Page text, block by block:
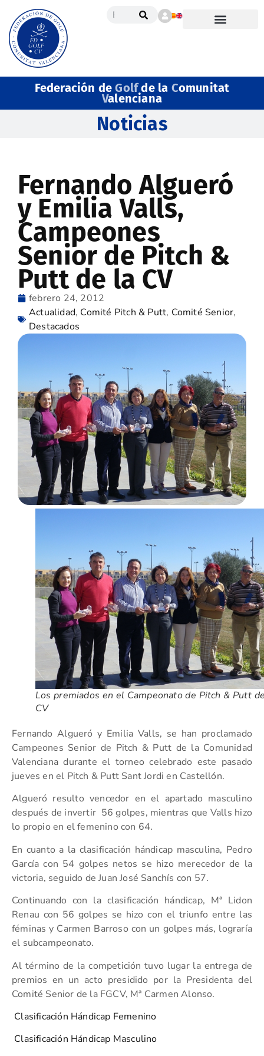
Federación deGolfde la Comunitat
Valenciana
Noticias
Fernando Algueró
y Emilia Valls,
Campeones
Senior de Pitch &
Putt de la CV
febrero 24, 2012
Actualidad, Comité Pitch & Putt, Comité Senior,
Destacados
Los premiados en el Campeonato de Pitch & Putt
CV
Fernando Algueró y Emilia Valls, se han proclamado
Campeones Senior de Pitch & Putt de la Comunidad
Valenciana durante el torneo celebrado este pasado
jueves en el Pitch & Putt Sant Jordi en Castellón.
Algueró resulto vencedor en el apartado masculino
después de invertir 56 golpes, mientras que Valls hizo
lo propio en el femenino con 64.
En cuanto a la clasificación hándicap masculina, Pedro
García con 54 golpes netos se hizo merecedor de la
victoria, seguido de Juan José Sanchís con 57.
Continuando con la clasificación hándicap, Mª Lidon
Renau con 56 golpes se hizo con el triunfo entre las
féminas y Carmen Barroso con un golpes más, lograría
el subcampeonato.
Al término de la competición tuvo lugar la entrega de
premios en un acto presidido por la Presidenta del
Comité Senior de la FGCV, Mª Carmen Alonso.
Clasificación Hándicap Femenino
Clasificación Hándicap Masculino